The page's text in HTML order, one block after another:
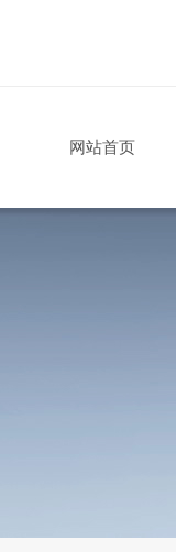
网站首页